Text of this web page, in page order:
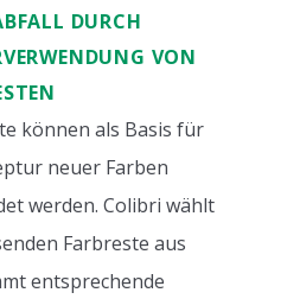
DURCH
VON
können als Basis für
neuer Farben
werden. Colibri wählt
Farbreste aus
entsprechende